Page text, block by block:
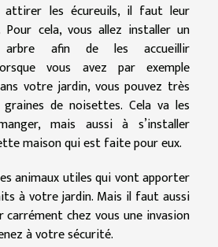
attirer les écureuils, il faut leur
cela, vous allez installer un
afin de les accueillir
vous avez par exemple
votre jardin, vous pouvez très
de noisettes. Cela va les
mais aussi à s’installer
maison qui est faite pour eux.
animaux utiles qui vont apporter
à votre jardin. Mais il faut aussi
carrément chez vous une invasion
à votre sécurité.